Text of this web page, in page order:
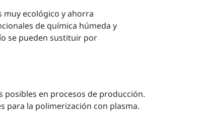
muy ecológico y ahorra
de química húmeda y
se pueden sustituir por
posibles en procesos de producción.
para la polimerización con plasma.